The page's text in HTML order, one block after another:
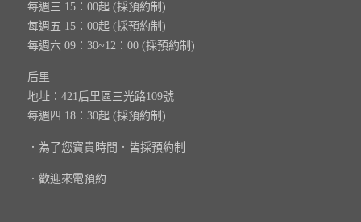
每週三 15：00起 (採預約制)
每週五 15：00起 (採預約制)
每週六 09：30~12：00 (採預約制)
后里
地址：421后里區三光路109號
每週四 18：30起 (採預約制)
．為了您寶貴時間．皆採預約制
．歡迎來電預約